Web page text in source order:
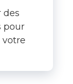
des
pour